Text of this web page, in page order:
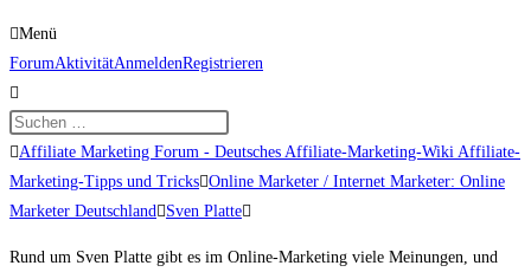
Menü
Forum-
Navigation
ForumAktivitätAnmeldenRegistrieren
Forum-
Breadcrumbs
-
Affiliate Marketing Forum - Deutsches Affiliate-Marketing-Wiki Affiliate-
Marketing-Tipps und Tricks Online Marketer / Internet Marketer: Online
Marketer Deutschland
Sven Platte
Rund um Sven Platte gibt es im Online-Marketing viele Meinungen, und